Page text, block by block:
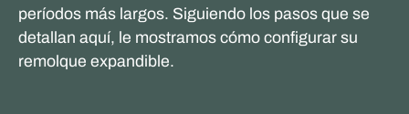
períodos más largos. Siguiendo los pasos que se
detallan aquí, le mostramos cómo configurar su
remolque expandible.